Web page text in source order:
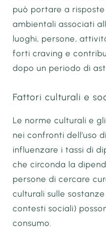
può portare a
ambientali associati
luoghi, persone,
forti craving e
dopo un periodo di
Fattori culturali e
Le norme culturali e
nei confronti dell’uso
influenzare i tassi di
che circonda la
persone di cercare
culturali sulle sostanze
contesti sociali)
consumo.